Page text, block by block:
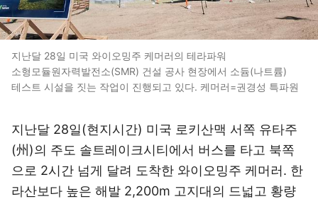
지난달 28일 미국 와이오밍주 케머러의 테라파워
소형모듈원자력발전소(SMR) 건설 공사 현장에서 소듐(나트륨)
테스트 시설을 짓는 작업이 진행되고 있다. 케머러=권경성 특파원
지난달 28일(현지시간) 미국 로키산맥 서쪽 유타주
(州)의 주도 솔트레이크시티에서 버스를 타고 북쪽
으로 2시간 넘게 달려 도착한 와이오밍주 케머러. 한
라산보다 높은 해발 2,200m 고지대의 드넓고 황량